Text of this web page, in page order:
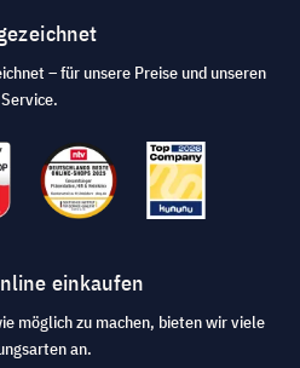
– für unsere Preise und unseren
Service.
einkaufen
möglich zu machen, bieten wir viele
an.